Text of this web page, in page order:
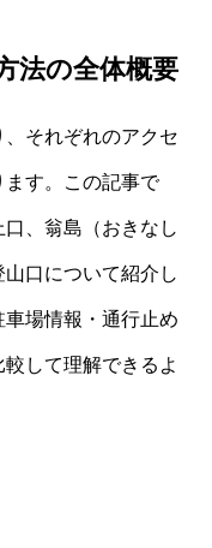
法の全体概要
それぞれのアクセ
ます。この記事で
、翁島（おきなし
口について紹介し
場情報・通行止め
して理解できるよ